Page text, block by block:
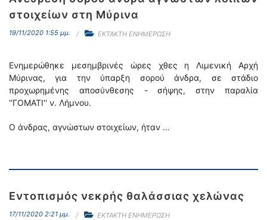
στοιχείων στη Μύρινα
19/11/2020 1:55 μμ. ΕΚΤΑΚΤΗ ΕΝΗΜΕΡΩΣΗ
Ενημερώθηκε μεσημβρινές ώρες χθες η Λιμενική Αρχή
Μύρινας, για την ύπαρξη σορού άνδρα, σε στάδιο
προχωρημένης αποσύνθεσης - σήψης, στην παραλία
''ΓΟΜΑΤΙ'' ν. Λήμνου.
Ο άνδρας, αγνώστων στοιχείων, ήταν …
Εντοπισμός νεκρής θαλάσσιας χελώνας
17/11/2020 2:21 μμ. ΕΚΤΑΚΤΗ ΕΝΗΜΕΡΩΣΗ